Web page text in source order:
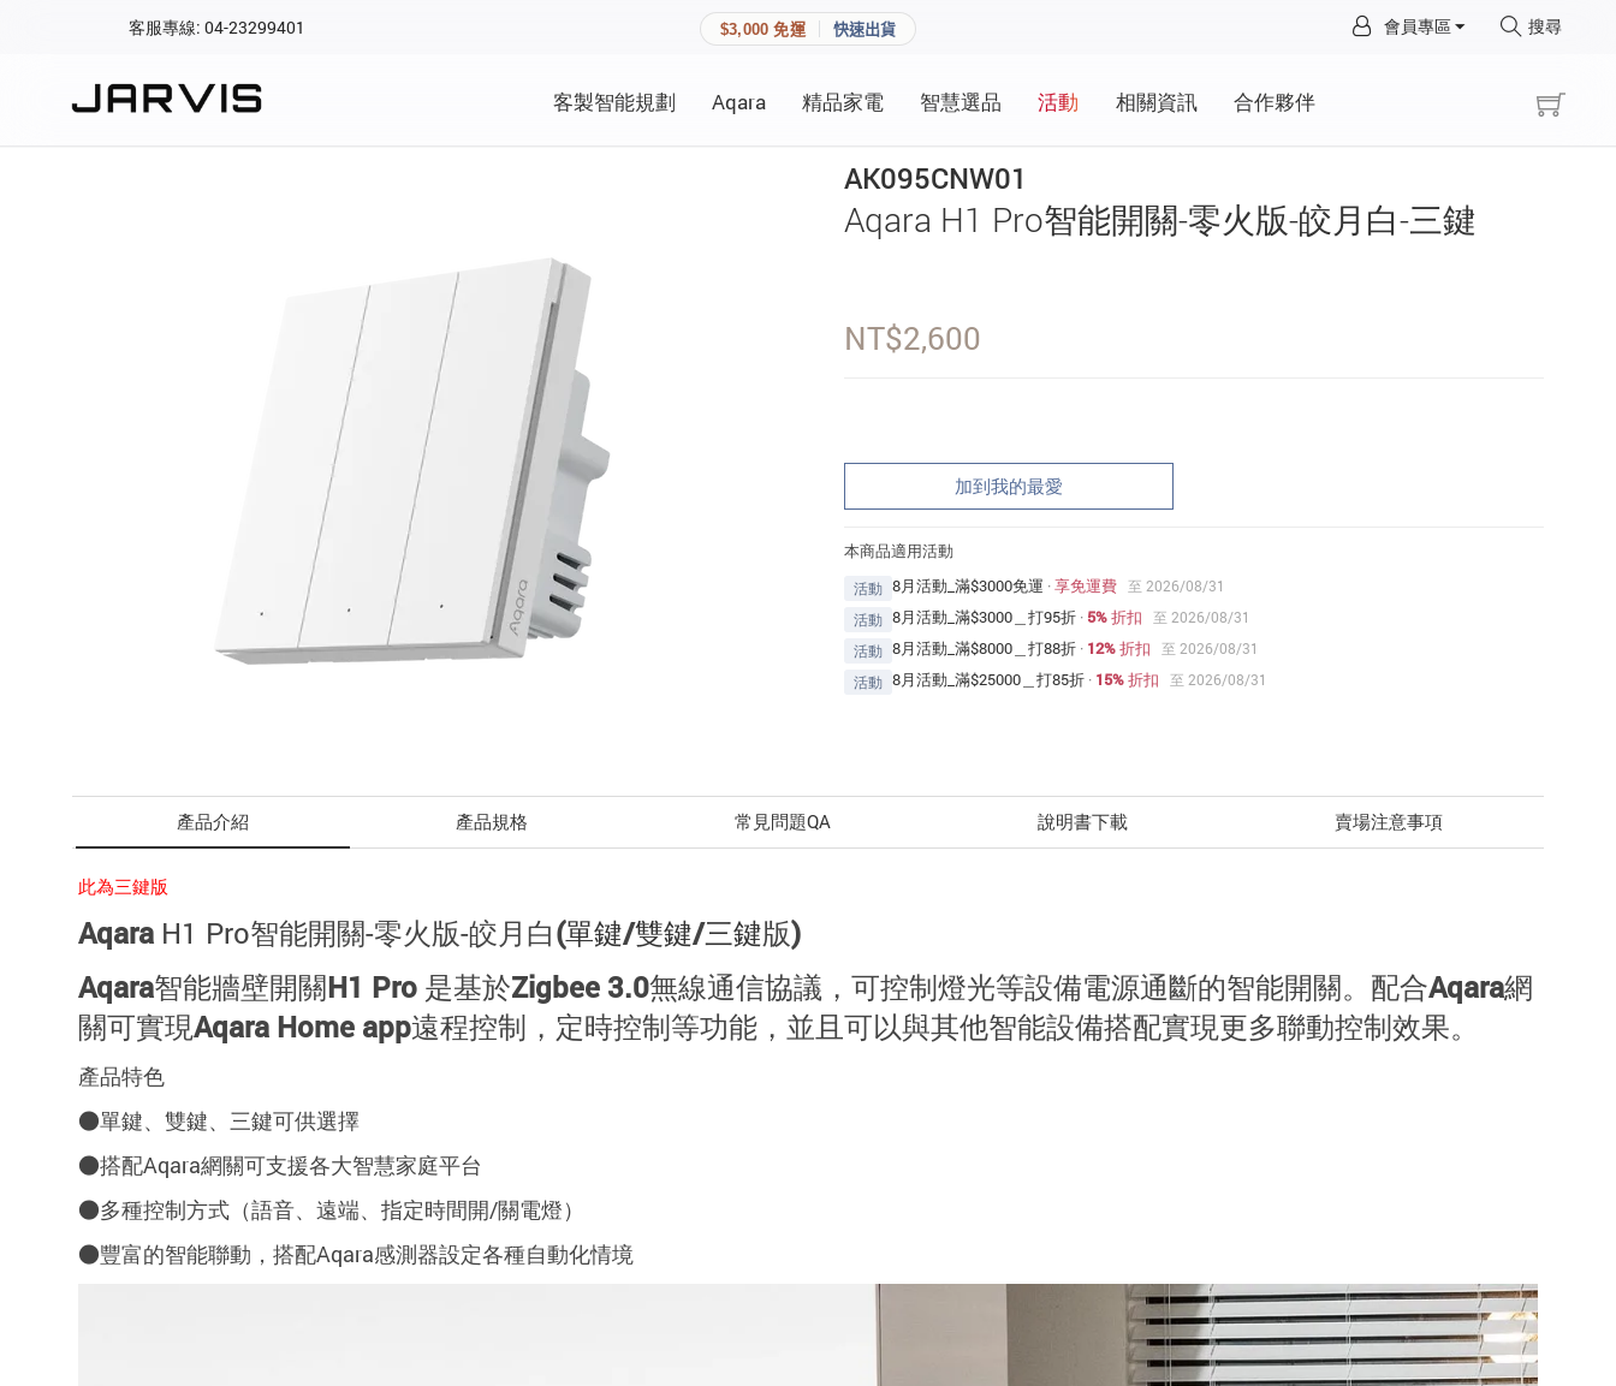
客服專線: 04-23299401 $3,000 免運 快速出貨 會員專區 搜尋
客製智能規劃 Aqara 精品家電 智慧選品 活動 相關資訊 合作夥伴
AK095CNW01
Aqara H1 Pro智能開關-零火版-皎月白-三鍵
NT$2,600
加到我的最愛
本商品適用活動
活動 8月活動_滿$3000免運 ·享免運費
至 2026/08/31
活動 8月活動_滿$3000＿打95折 · 5% 折扣
至 2026/08/31
活動 8月活動_滿$8000＿打88折 · 12% 折扣
至 2026/08/31
活動 8月活動_滿$25000＿打85折 · 15% 折扣 至 2026/08/31
產品介紹 產品規格 常見問題QA 說明書下載 賣場注意事項
此為三鍵版
Aqara H1 Pro智能開關-零火版-皎月白(單鍵/雙鍵/三鍵版)
Aqara智能牆壁開關H1 Pro 是基於Zigbee 3.0無線通信協議，可控制燈光等設備電源通斷的智能開關。配合Aqara網
關可實現Aqara Home app遠程控制，定時控制等功能，並且可以與其他智能設備搭配實現更多聯動控制效果。
產品特色
●單鍵、雙鍵、三鍵可供選擇
●搭配Aqara網關可支援各大智慧家庭平台
●多種控制方式（語音、遠端、 指定時間開/關電燈）
●豐富的智能聯動，搭配Aqara感測器設定各種自動化情境
×
Matter 智慧家庭
精品家電
密碼
登入會員
建立新帳號
加入 JARVIS VIP